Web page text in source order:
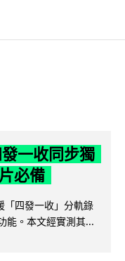
一收同步獨
必備
四發一收」分軌錄
能。本文經實測其...